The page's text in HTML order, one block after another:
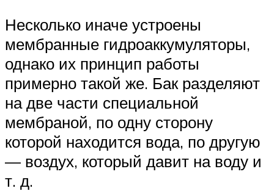
Несколько иначе устроены
мембранные гидроаккумуляторы,
однако их принцип работы
примерно такой же. Бак разделяют
на две части специальной
мембраной, по одну сторону
которой находится вода, по другую
— воздух, который давит на воду и
т. д.